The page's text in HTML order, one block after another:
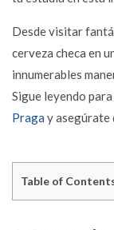
Desde visitar
cerveza checa en
innumerables
Sigue leyendo
Praga y asegúrate
Table of